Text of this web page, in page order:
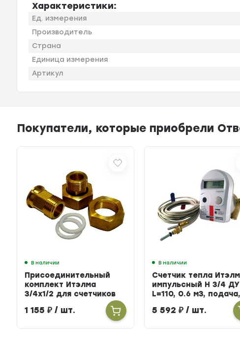
Характеристики:
Ед. измерения
Производитель
Страна
Единица измерения
Артикул
Покупатели, которые приобрели
В наличии
Присоединительный
комплект Итэлма
3/4х1/2 для счетчиков
1 155₽ / шт.
В наличии
Счетчик тепла
импульсный Н 3/4 ДУ
L=110, 0.6 м3, подача,
5 592₽ / шт.